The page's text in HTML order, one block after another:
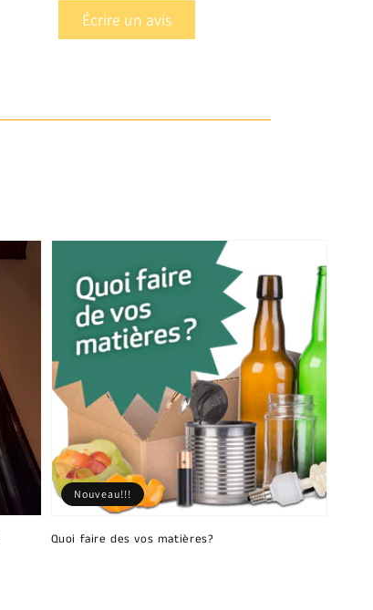
Écrire un avis
Quoi faire des vos matières?
Nouveau!!!